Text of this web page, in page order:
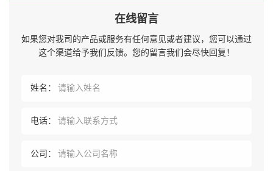
在线留言
如果您对我司的产品或服务有任何意见或者建议，您可以通过
这个渠道给予我们反馈。您的留言我们会尽快回复！
姓名：
电话：
公司：